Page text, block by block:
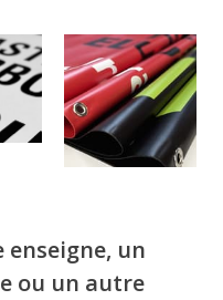
enseigne, un
ou un autre